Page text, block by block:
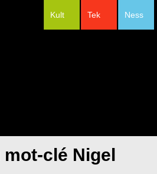
Ness
Tek
Kult
clé Nigel